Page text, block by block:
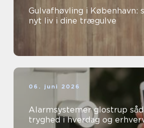
Gulvafhøvling i København:
nyt liv i dine trægulve
06. juni 2026
Alarmsystemer glostrup sådan skaber du
tryghed i hverdag og